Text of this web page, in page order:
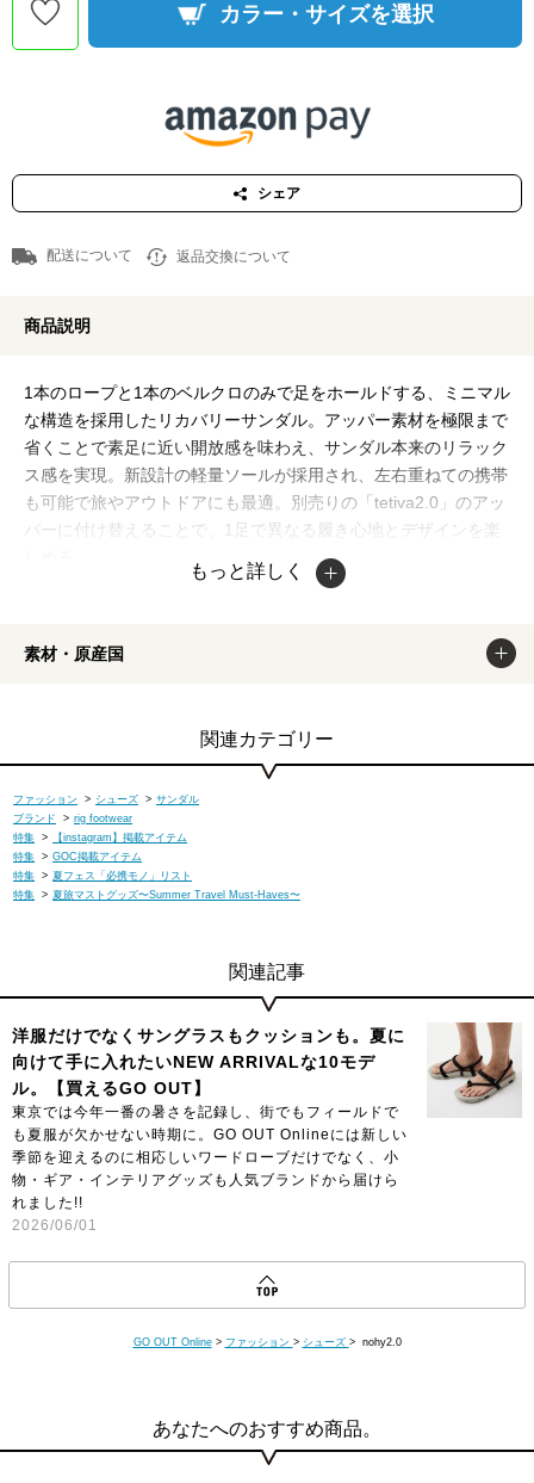
カラー・サイズを選択
シェア
配送について 返品交換について
商品説明
1本のロープと1本のベルクロのみで足をホールドする、ミニマル
な構造を採用したリカバリーサンダル。アッパー素材を極限まで
省くことで素足に近い開放感を味わえ、サンダル本来のリラック
ス感を実現。新設計の軽量ソールが採用され、左右重ねての携帯
も可能で旅やアウトドアにも最適。別売りの「tetiva2.0」のアッ
パーに付け替えることで、1足で異なる履き心地とデザインを楽
・熱により本体が劣化する恐れがあるので火のそばには絶対に置
になる場所には長時間放置しないでください。変形または、劣化
する恐れがあります。・乾燥させるときは陰干しし、日の当たら
場合もございます。商品のカラーは、PCディスプレイの性質
上、実際の色と異なって見える場合がございますので予めご了承
ください。
もっと詳しく
素材・原産国
関連カテゴリー
ファッション > シューズ > サンダル
ブランド
> rig footwear
特集 >
【instagram】掲載アイテム
特集 > GOC掲載アイテム
特集 > 夏フェス「必携モノ」リスト
特集 > 夏旅マストグッズ〜Summer Travel Must-Haves〜
関連記事
洋服だけでなくサングラスもクッションも。夏に
向けて手に入れたいNEW ARRIVALな10モデ
ル。【買えるGO OUT】
東京では今年一番の暑さを記録し、街でもフィールドで
も夏服が欠かせない時期に。GO OUT Onlineには新しい
季節を迎えるのに相応しいワードローブだけでなく、小
物・ギア・インテリアグッズも人気ブランドから届けら
れました!!
2026/06/01
GO OUT Online > ファッション > シューズ > nohy2.0
あなたへのおすすめ商品。